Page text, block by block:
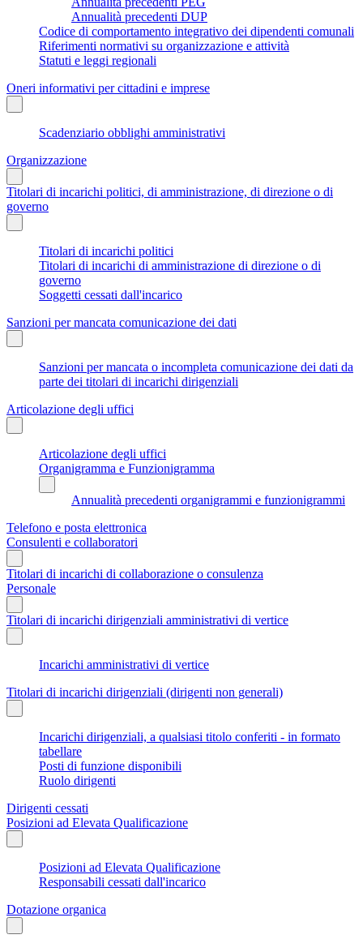
Annualità precedenti DUP
Codice di comportamento integrativo dei dipendenti comunali
Riferimenti normativi su organizzazione e attività
Statuti e leggi regionali
Oneri informativi per cittadini e imprese
Scadenziario obblighi amministrativi
Organizzazione
Titolari di incarichi politici, di amministrazione, di direzione o di
governo
Titolari di incarichi politici
Titolari di incarichi di amministrazione di direzione o di
governo
Soggetti cessati dall'incarico
Sanzioni per mancata comunicazione dei dati
Sanzioni per mancata o incompleta comunicazione dei dati da
parte dei titolari di incarichi dirigenziali
Articolazione degli uffici
Articolazione degli uffici
Organigramma e Funzionigramma
Annualità precedenti organigrammi e funzionigrammi
Telefono e posta elettronica
Consulenti e collaboratori
Titolari di incarichi di collaborazione o consulenza
Personale
Titolari di incarichi dirigenziali amministrativi di vertice
Incarichi amministrativi di vertice
Titolari di incarichi dirigenziali (dirigenti non generali)
Incarichi dirigenziali, a qualsiasi titolo conferiti - in formato
tabellare
Posti di funzione disponibili
Ruolo dirigenti
Dirigenti cessati
Posizioni ad Elevata Qualificazione
Posizioni ad Elevata Qualificazione
Responsabili cessati dall'incarico
Dotazione organica